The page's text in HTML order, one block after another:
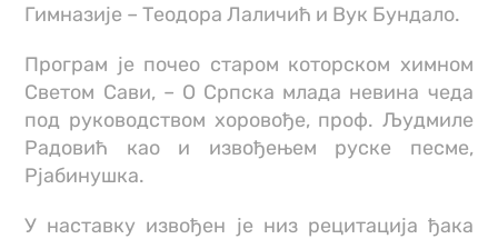
Гимназије – Теодора Лаличић и Вук Бундало.
Програм је почео старом которском химном
Светом Сави, – О Српска млада невина чеда
под руководством хоровође, проф. Људмиле
Радовић као и извођењем руске песме,
Рјабинушка.
У наставку извођен је низ рецитација ђака